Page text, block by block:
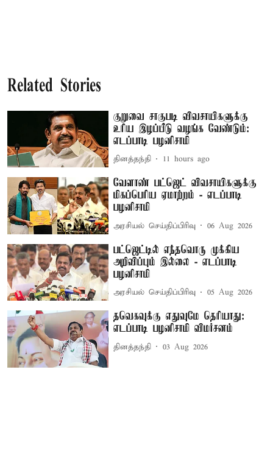
Related Stories
குறுவை சாகுபடி விவசாயிகளுக்கு
உரிய இழப்பீடு வழங்க வேண்டும்:
எடப்பாடி பழனிசாமி
தினத்தந்தி 11 hours ago
வேளாண் பட்ஜெட் விவசாயிகளுக்கு
மிகப்பெரிய ஏமாற்றம் - எடப்பாடி
பழனிசாமி
அரசியல் செய்திப்பிரிவு 06 Aug 2026
பட்ஜெட்டில் எந்தவொரு முக்கிய
அறிவிப்பும் இல்லை - எடப்பாடி
பழனிசாமி
அரசியல் செய்திப்பிரிவு 05 Aug 2026
தவெகவுக்கு எதுவுமே தெரியாது:
எடப்பாடி பழனிசாமி விமர்சனம்
தினத்தந்தி 03 Aug 2026